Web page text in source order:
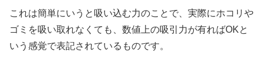
これは簡単にいうと吸い込む力のことで、実際にホコリや
ゴミを吸い取れなくても、数値上の吸引力が有ればOKと
いう感覚で表記されているものです。